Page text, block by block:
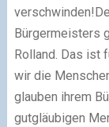
verschwinden!
Bürgermeisters
Rolland. Das ist
wir die
glauben ihrem
gutgläubigen